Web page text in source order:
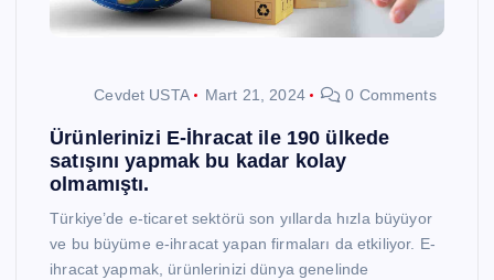
Cevdet USTA Mart 21, 2024 0 Comments
Ürünlerinizi E-İhracat ile 190 ülkede
satışını yapmak bu kadar kolay
olmamıştı.
Türkiye’de e-ticaret sektörü son yıllarda hızla büyüyor
ve bu büyüme e-ihracat yapan firmaları da etkiliyor. E-
ihracat yapmak, ürünlerinizi dünya genelinde